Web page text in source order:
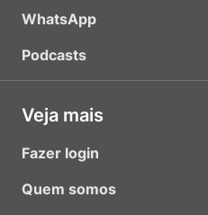
WhatsApp
Podcasts
Veja mais
Fazer login
Quem somos